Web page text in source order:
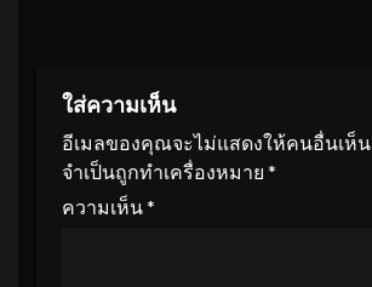
ใส่ความเห็น
อีเมลของคุณจะไม่แสดงให้คนอื่นเห็น
จำเป็นถูกทำเครื่องหมาย *
ความเห็น*